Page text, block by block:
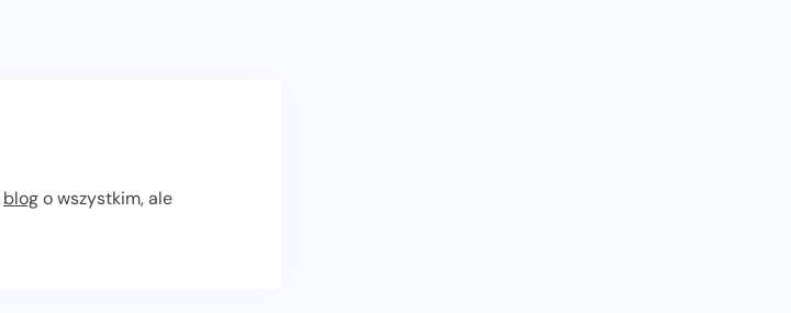
blogo wszystkim, ale